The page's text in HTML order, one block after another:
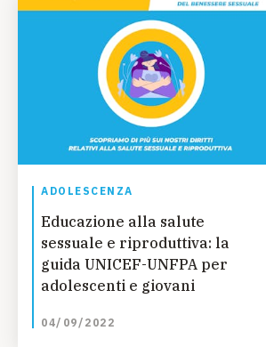
ADOLESCENZA
Educazione alla salute
sessuale e riproduttiva: la
guida UNICEF-UNFPA per
adolescenti e giovani
04/09/2022